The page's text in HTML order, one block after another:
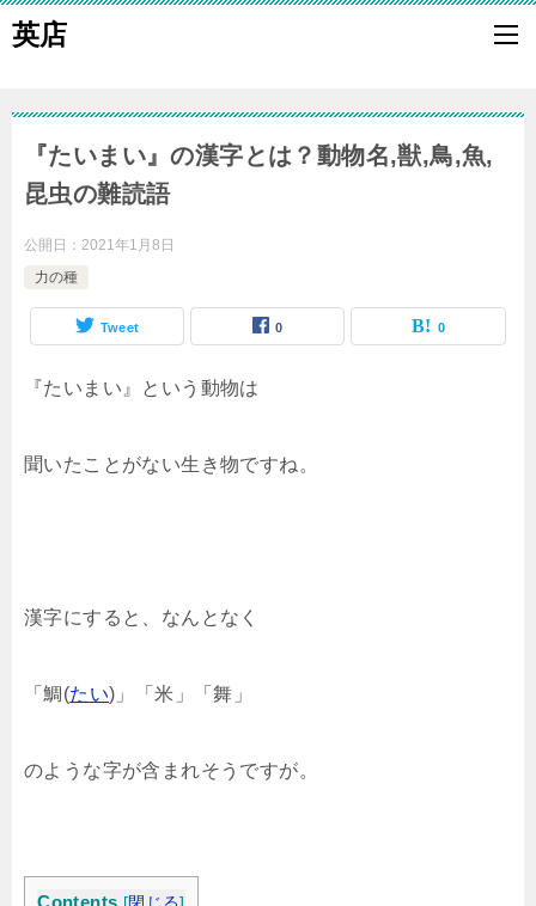
英店
『たいまい』の漢字とは？動物名,獣,鳥,魚,
昆虫の難読語
公開日： 2021年1月8日
力の種
Tweet 0 0
『たいまい』という動物は
聞いたことがない生き物ですね。
漢字にすると、なんとなく
「鯛(たい)」「米」「舞」
のような字が含まれそうですが。
Contents